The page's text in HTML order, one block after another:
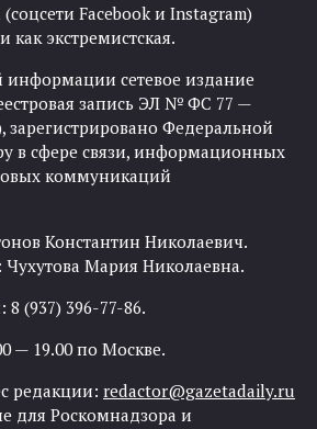
Facebook и Instagram)
как экстремистская.
информации сетевое издание
запись ЭЛ № ФС 77 —
зарегистрировано Федеральной
в сфере связи, информационных
коммуникаций
Константин Николаевич.
Мария Николаевна.
(937) 396-77-86.
— 19.00 по Москве.
редакции: redactor@gazetadaily.ru
для Роскомнадзора и